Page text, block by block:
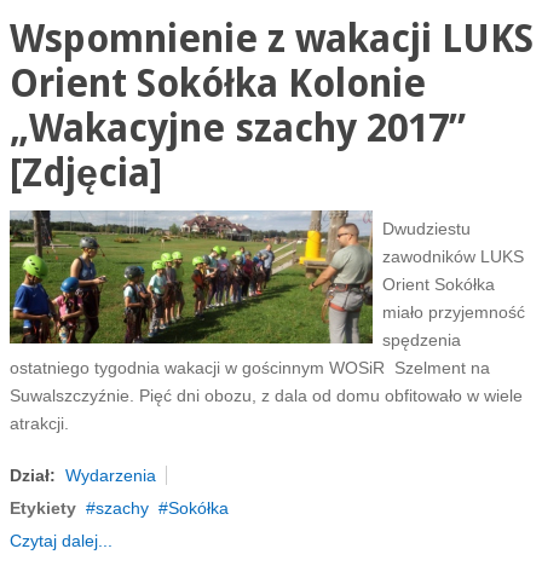
Wspomnienie z wakacji LUKS
Orient Sokółka Kolonie
„Wakacyjne szachy 2017”
[Zdjęcia]
Dwudziestu
zawodników LUKS
Orient Sokółka
miało przyjemność
spędzenia
ostatniego tygodnia wakacji w gościnnym WOSiR Szelment na
Suwalszczyźnie. Pięć dni obozu, z dala od domu obfitowało w wiele
atrakcji.
Dział: Wydarzenia
Etykiety
szachy
Sokółka
Czytaj dalej...